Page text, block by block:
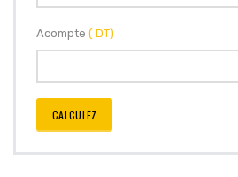
Acompte ( DT)
CALCULEZ